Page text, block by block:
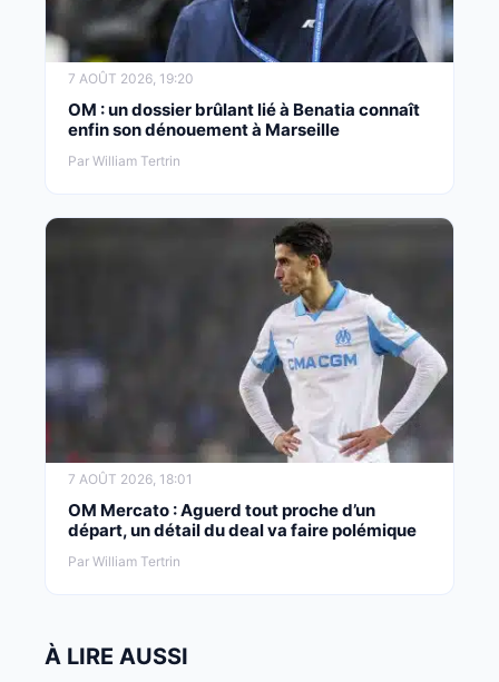
7 AOÛT 2026, 19:20
OM : un dossier brûlant lié à Benatia connaît
enfin son dénouement à Marseille
Par William Tertrin
7 AOÛT 2026, 18:01
OM Mercato : Aguerd tout proche d’un
départ, un détail du deal va faire polémique
Par William Tertrin
À LIRE AUSSI